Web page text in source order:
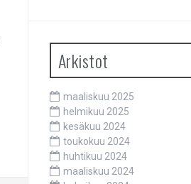
Arkistot
maaliskuu 2025
helmikuu 2025
kesäkuu 2024
toukokuu 2024
huhtikuu 2024
maaliskuu 2024